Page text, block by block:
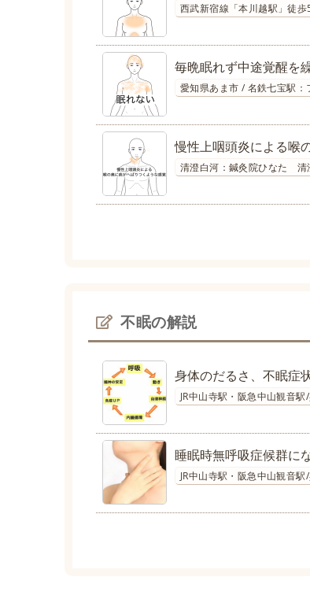
西武新宿線「本川越駅」徒
毎晩眠れず中途覚醒を
愛知県あま市 / 名鉄七宝駅：
慢性上咽頭炎による喉
清澄白河：鍼灸院ひなた 清
不眠の解説
身体のだるさ、不眠症
JR中山寺駅・阪急中山観音
睡眠時無呼吸症候群に
JR中山寺駅・阪急中山観音